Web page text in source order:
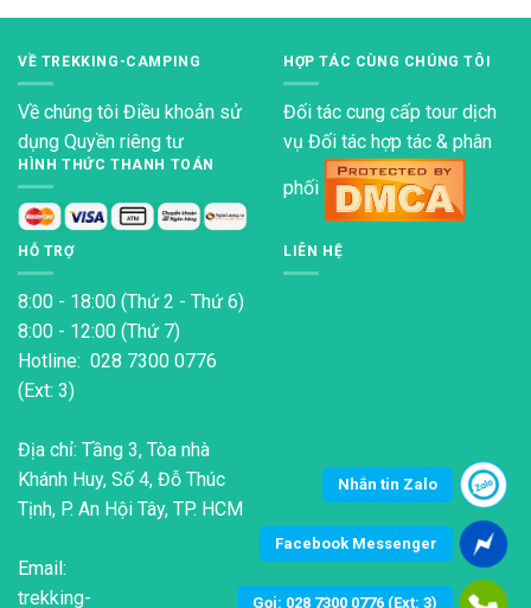
VỀ TREKKING-CAMPING
Về chúng tôi Điều khoản sử
dụng Quyền riêng tư
HÌNH THỨC THANH TOÁN
HỢP TÁC CÙNG CHÚNG TÔI
Đối tác cung cấp tour dịch
vụ Đối tác hợp tác & phân
phối
HỖ TRỢ
8:00 - 18:00 (Thứ 2 - Thứ 6)
8:00 - 12:00 (Thứ 7)
Hotline: 028 7300 0776
(Ext: 3)
Địa chỉ: Tầng 3, Tòa nhà
Khánh Huy, Số 4, Đỗ Thúc
Tịnh, P. An Hội Tây, TP. HCM
Email:
trekking-
LIÊN HỆ
Nhắn tin Zalo
Facebook Messenger
Gọi: 028 7300 0776 (Ext: 3)